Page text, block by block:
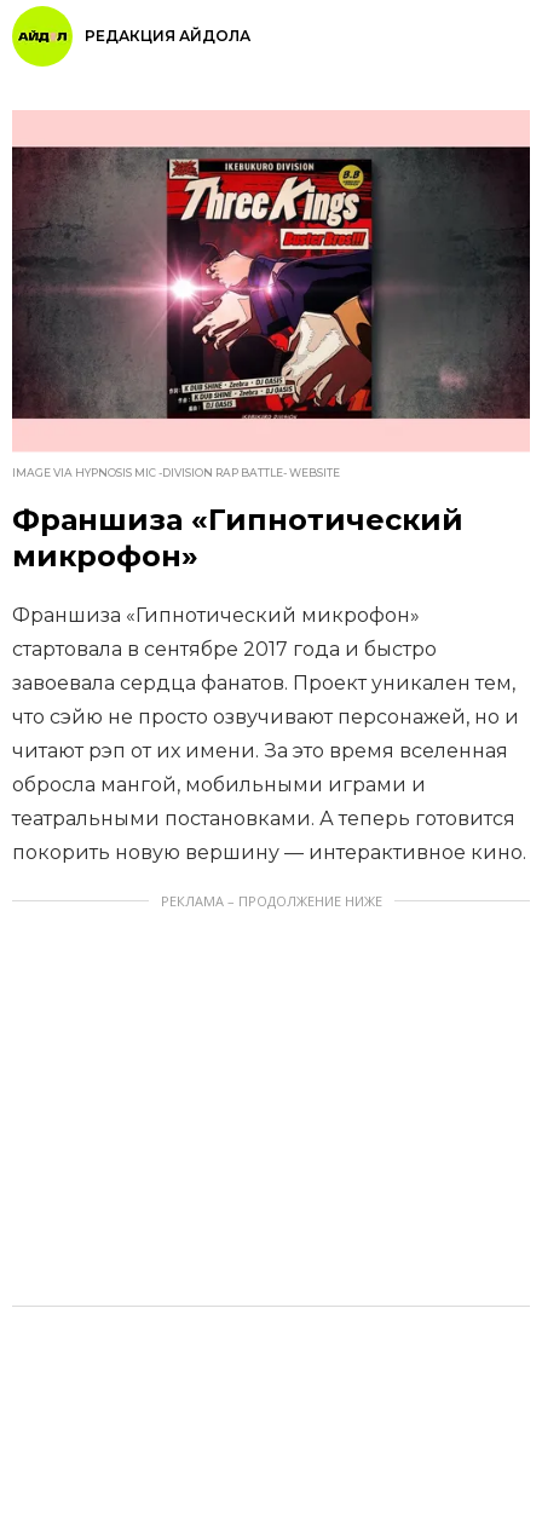
РЕДАКЦИЯ АЙДОЛА
IMAGE VIA HYPNOSIS MIC -DIVISION RAP BATTLE- WEBSITE
Франшиза «Гипнотический
микрофон»
Франшиза «Гипнотический микрофон»
стартовала в сентябре 2017 года и быстро
завоевала сердца фанатов. Проект уникален тем,
что сэйю не просто озвучивают персонажей, но и
читают рэп от их имени. За это время вселенная
обросла мангой, мобильными играми и
театральными постановками. А теперь готовится
покорить новую вершину — интерактивное кино.
РЕКЛАМА – ПРОДОЛЖЕНИЕ НИЖЕ